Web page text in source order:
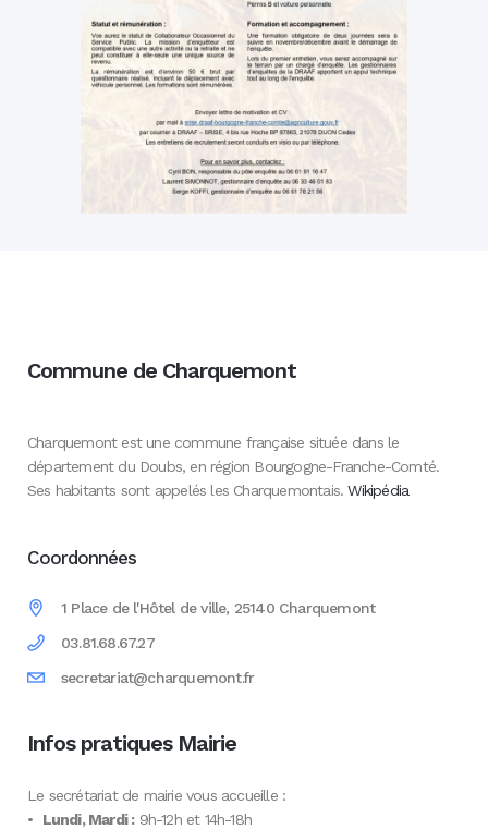
Commune de Charquemont
Charquemont est une commune française située dans le
département du Doubs, en région Bourgogne-Franche-Comté.
Ses habitants sont appelés les Charquemontais.Wikipédia
Coordonnées
1 Place de l'Hôtel de ville, 25140 Charquemont
03.81.68.67.27
secretariat@charquemont.fr
Infos pratiques Mairie
Le secrétariat de mairie vous accueille :
• Lundi, Mardi :9h-12h et 14h-18h